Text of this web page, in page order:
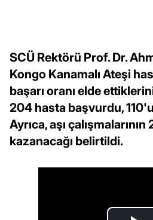
SCÜ Rektörü Prof. Dr.
Kongo Kanamalı Ateşi
başarı oranı elde ettiklerini
204 hasta başvurdu,
Ayrıca, aşı çalışmalarının
kazanacağı belirtildi.